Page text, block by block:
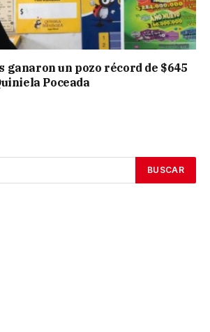
ganaron un pozo récord de $645
Poceada